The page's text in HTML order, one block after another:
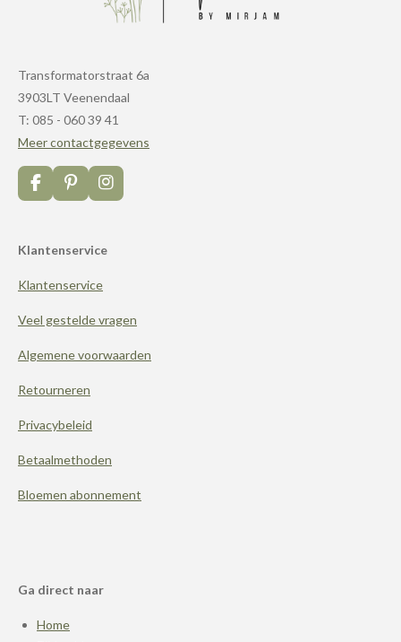
Transformatorstraat 6a
3903LT Veenendaal
T: 085 - 060 39 41
Meer contactgegevens
F
a
b
o
P
i
e
e
t
I
n
a
m
Klantenservice
Klantenservice
Veel gestelde vragen
Algemene voorwaarden
Retourneren
Privacybeleid
Betaalmethoden
Bloemen abonnement
Ga direct naar
Home